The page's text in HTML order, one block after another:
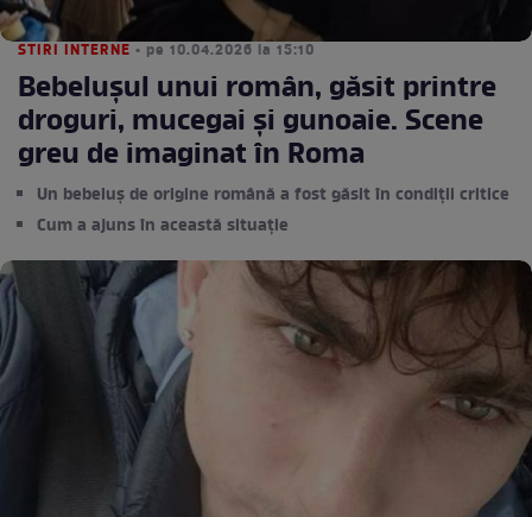
STIRI INTERNE • pe 10.04.2026 la 15:10
Bebelușul unui român, găsit printre
droguri, mucegai și gunoaie. Scene
greu de imaginat în Roma
Un bebeluș de origine română a fost găsit în condiții critice
Cum a ajuns în această situație